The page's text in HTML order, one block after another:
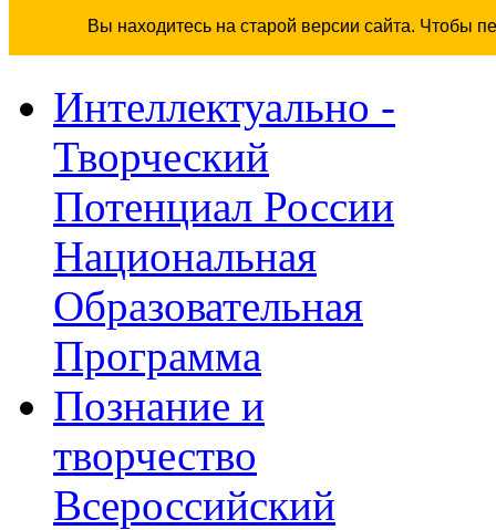
Вы находитесь на старой версии сайта. Чтобы
Интеллектуально -
Творческий
Потенциал России
Национальная
Образовательная
Программа
Познание и
творчество
Всероссийский